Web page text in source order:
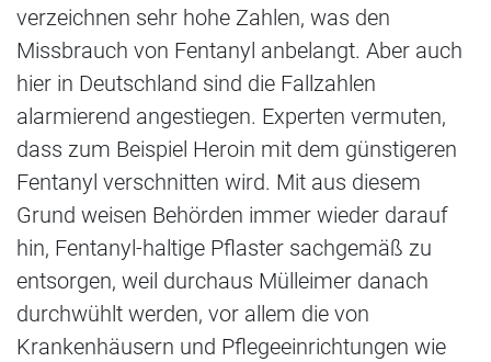
verzeichnen sehr hohe Zahlen, was den
Missbrauch von Fentanyl anbelangt. Aber auch
hier in Deutschland sind die Fallzahlen
alarmierend angestiegen. Experten vermuten,
dass zum Beispiel Heroin mit dem günstigeren
Fentanyl verschnitten wird. Mit aus diesem
Grund weisen Behörden immer wieder darauf
hin, Fentanyl-haltige Pflaster sachgemäß zu
entsorgen, weil durchaus Mülleimer danach
durchwühlt werden, vor allem die von
Krankenhäusern und Pflegeeinrichtungen wie